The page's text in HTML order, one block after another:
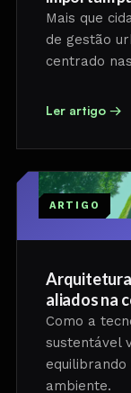
Mais que
de gestão
centrado
Ler artigo →
ARTIGO
aliados na
Como a
sustentável
ambiente.